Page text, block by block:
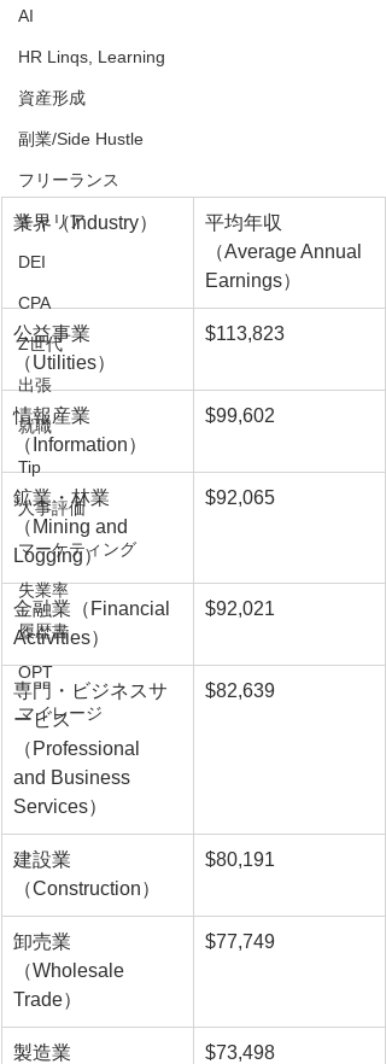
AI
HR Linqs, Learning
資産形成
副業/Side Hustle
フリーランス
キャリア
DEI
CPA
Z世代
出張
就職
Tip
人事評価
マーケティング
失業率
履歴書
OPT
マイレージ
業界（Industry）
平均年収
（Average Annual
Earnings）
公益事業
（Utilities）
$113,823
情報産業
（Information）
$99,602
鉱業・林業
（Mining and
Logging）
$92,065
金融業（Financial
Activities）
$92,021
専門・ビジネスサ
ービス
（Professional
and Business
Services）
$82,639
建設業
（Construction）
$80,191
卸売業
（Wholesale
Trade）
$77,749
製造業
$73,498